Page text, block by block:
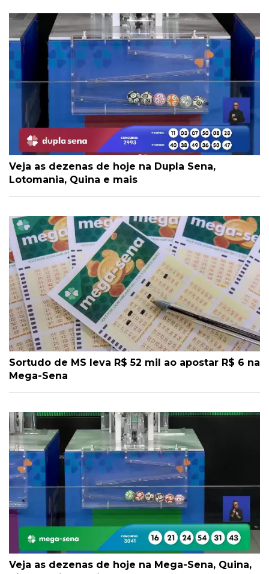
Veja as dezenas de hoje na Dupla Sena,
Lotomania, Quina e mais
Sortudo de MS leva R$ 52 mil ao apostar R$ 6 na
Mega-Sena
Veja as dezenas de hoje na Mega-Sena, Quina,